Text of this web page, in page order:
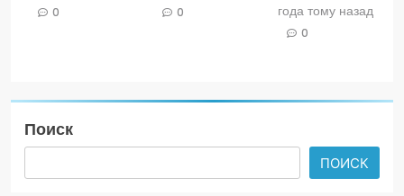
0 0
года тому назад
0
Поиск
ПОИСК